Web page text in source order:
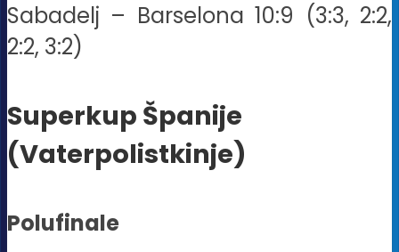
Sabadelj – Barselona 10:9 (3:3, 2:2,
2:2, 3:2)
Superkup Španije
(Vaterpolistkinje)
Polufinale